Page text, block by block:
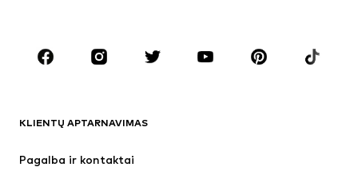
Aksesuarai
Premium
Naujienos
KLIENTŲ APTARNAVIMAS
Pagalba ir kontaktai